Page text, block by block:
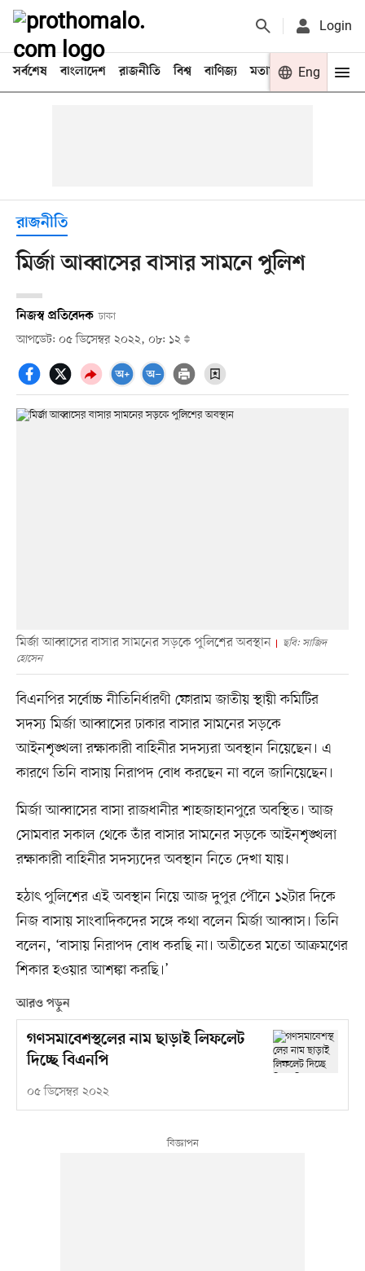
Login
সর্বশেষ বাংলাদেশ রাজনীতি বিশ্ব বাণিজ্য মতামত খেলা
Eng
রাজনীতি
মির্জা আব্বাসের বাসার সামনে পুলিশ
নিজস্ব প্রতিবেদক ঢাকা
আপডেট: ০৫ ডিসেম্বর ২০২২, ০৮: ১২
মির্জা আব্বাসের বাসার সামনের সড়কে পুলিশের অবস্থান
ছবি: সাজিদ
হোসেন
বিএনপির সর্বোচ্চ নীতিনির্ধারণী ফোরাম জাতীয় স্থায়ী কমিটির
সদস্য মির্জা আব্বাসের ঢাকার বাসার সামনের সড়কে
আইনশৃঙ্খলা রক্ষাকারী বাহিনীর সদস্যরা অবস্থান নিয়েছেন। এ
কারণে তিনি বাসায় নিরাপদ বোধ করছেন না বলে জানিয়েছেন।
মির্জা আব্বাসের বাসা রাজধানীর শাহজাহানপুরে অবস্থিত। আজ
সোমবার সকাল থেকে তাঁর বাসার সামনের সড়কে আইনশৃঙ্খলা
রক্ষাকারী বাহিনীর সদস্যদের অবস্থান নিতে দেখা যায়।
হঠাৎ পুলিশের এই অবস্থান নিয়ে আজ দুপুর পৌনে ১২টার দিকে
নিজ বাসায় সাংবাদিকদের সঙ্গে কথা বলেন মির্জা আব্বাস। তিনি
বলেন, ‘বাসায় নিরাপদ বোধ করছি না। অতীতের মতো আক্রমণের
শিকার হওয়ার আশঙ্কা করছি।’
আরও পড়ুন
গণসমাবেশস্থলের নাম ছাড়াই লিফলেট
দিচ্ছে বিএনপি
০৫ ডিসেম্বর ২০২২